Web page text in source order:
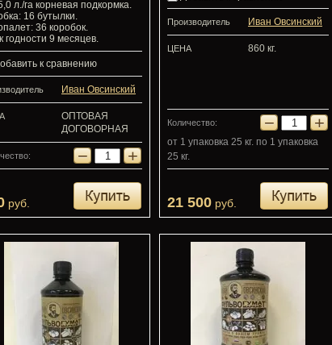
л./га корневая подкормка.
16 бутылки.
36 коробок.
годности 9 месяцев.
к сравнению
Иван Овсинский
ОПТОВАЯ
ДОГОВОРНАЯ
− +
руб.
Производитель Иван Овсинский
ЦЕНА 860 кг.
Количество: − +
от 1 упаковка 25 кг. по 1 упаковка
25 кг.
21 500 руб.